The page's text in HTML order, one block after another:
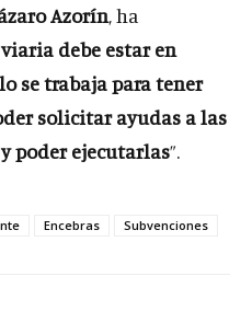
Azorín, ha
debe estar en
se trabaja para tener
solicitar ayudas a las
poder ejecutarlas”.
Encebras Subvenciones